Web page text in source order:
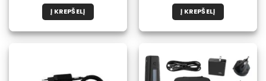
Į KREPŠELĮ Į KREPŠELĮ